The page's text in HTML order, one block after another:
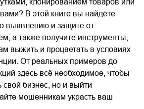
клонированием товаров или
В этой книге вы найдёте
выявлению и защите от
а также получите инструменты,
выжить и процветать в условиях
От реальных примеров до
здесь всё необходимое, чтобы
свой бизнес, но и выйти
мошенникам украсть ваш